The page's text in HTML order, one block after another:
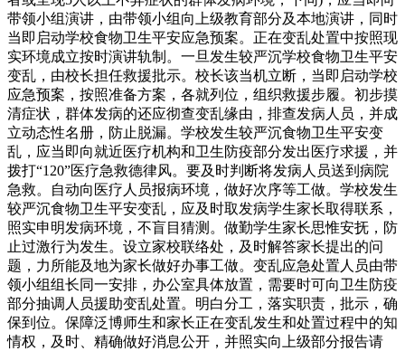
带领小组演讲，由带领小组向上级教育部分及本地演讲，同时
当即启动学校食物卫生平安应急预案。正在变乱处置中按照现
实环境成立按时演讲轨制。一旦发生较严沉学校食物卫生平安
变乱，由校长担任救援批示。校长该当机立断，当即启动学校
应急预案，按照准备方案，各就列位，组织救援步履。初步摸
清症状，群体发病的还应彻查变乱缘由，排查发病人员，并成
立动态性名册，防止脱漏。学校发生较严沉食物卫生平安变
乱，应当即向就近医疗机构和卫生防疫部分发出医疗求援，并
拨打“120”医疗急救德律风。要及时判断将发病人员送到病院
急救。自动向医疗人员报病环境，做好次序等工做。学校发生
较严沉食物卫生平安变乱，应及时取发病学生家长取得联系，
照实申明发病环境，不盲目猜测。做勤学生家长思惟安抚，防
止过激行为发生。设立家校联络处，及时解答家长提出的问
题，力所能及地为家长做好办事工做。变乱应急处置人员由带
领小组组长同一安排，办公室具体放置，需要时可向卫生防疫
部分抽调人员援助变乱处置。明白分工，落实职责，批示，确
保到位。保障泛博师生和家长正在变乱发生和处置过程中的知
情权，及时、精确做好消息公开，并照实向上级部分报告请